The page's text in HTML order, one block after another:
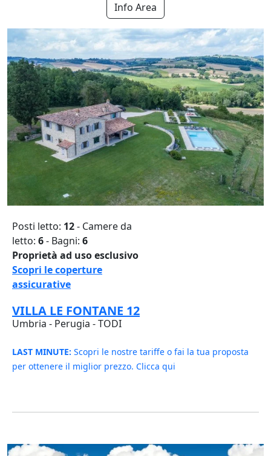
Info Area
Posti letto: 12- Camere da
letto: 6- Bagni: 6
Proprietà ad uso esclusivo
Scopri le coperture
assicurative
VILLA LE FONTANE 12
Umbria - Perugia - TODI
LAST MINUTE: Scopri le nostre tariffe o fai la tua proposta
per ottenere il miglior prezzo. Clicca qui